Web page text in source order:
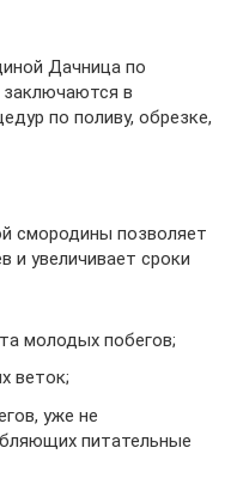
Дачница по
в
по поливу, обрезке,
смородины позволяет
и увеличивает сроки
молодых побегов;
веток;
уже не
питательные